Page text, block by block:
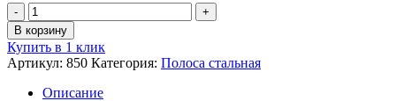
Количество
товара
Полоса
г/
к
40х
В корзину
Купить в 1 клик
Артикул: 850 Категория: Полоса стальная
Описание